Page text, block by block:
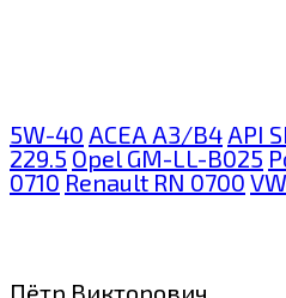
5W-40 ACEA A3/B4 API
229.5 Opel GM-LL-B025
0710 Renault RN 0700
Пётр Викторович